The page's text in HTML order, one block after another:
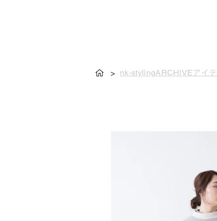
> nk-stylingARCHIVEアイ